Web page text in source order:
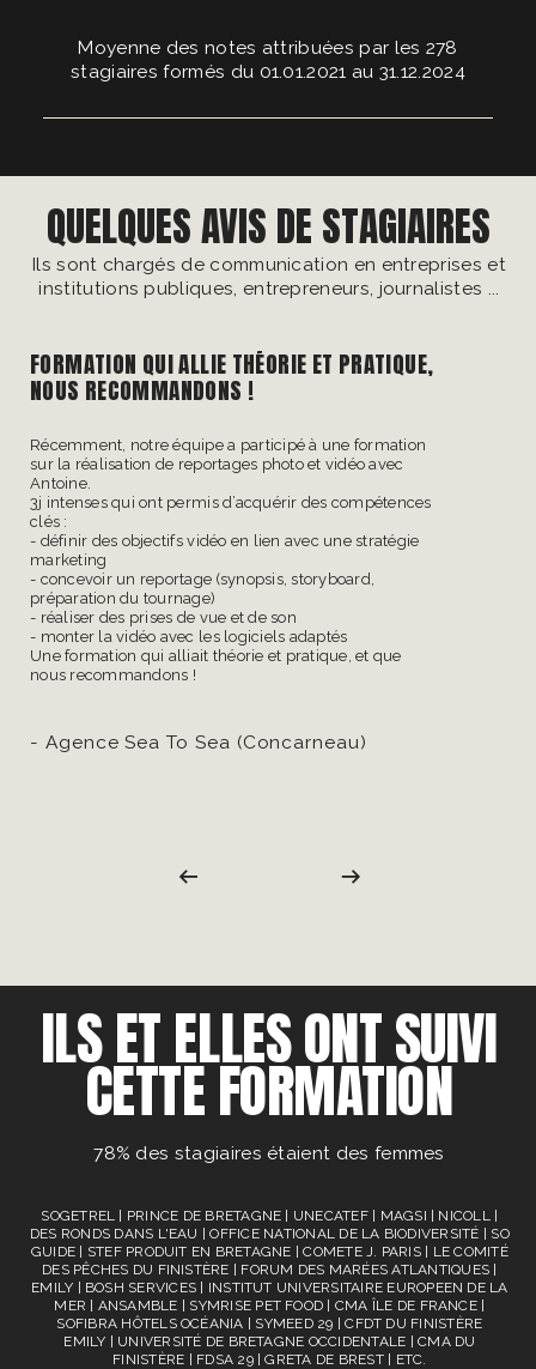
Moyenne des notes attribuées par les 278
stagiaires formés du 01.01.2021 au 31.12.2024
QUELQUES AVIS DE STAGIAIRES
Ils sont chargés de communication en entreprises et
institutions publiques, entrepreneurs, journalistes ...
FORMATION QUI ALLIE THÉORIE ET PRATIQUE,
NOUS RECOMMANDONS !
Récemment, notre équipe a participé à une formation
sur la réalisation de reportages photo et vidéo avec
Antoine.
3j intenses qui ont permis d’acquérir des compétences
clés :
- définir des objectifs vidéo en lien avec une stratégie
marketing
- concevoir un reportage (synopsis, storyboard,
préparation du tournage)
- réaliser des prises de vue et de son
- monter la vidéo avec les logiciels adaptés
Une formation qui alliait théorie et pratique, et que
nous recommandons !
- Agence Sea To Sea (Concarneau)
ILS ET ELLES ONT SUIVI
CETTE FORMATION
78% des stagiaires étaient des femmes
SOGETREL | PRINCE DE BRETAGNE | UNECATEF | MAGSI | NICOLL |
DES RONDS DANS L'EAU | OFFICE NATIONAL DE LA BIODIVERSITÉ | SO
GUIDE | STEF PRODUIT EN BRETAGNE | COMETE J. PARIS | LE COMITÉ
DES PÊCHES DU FINISTÈRE | FORUM DES MARÉES ATLANTIQUES |
EMILY | BOSH SERVICES | INSTITUT UNIVERSITAIRE EUROPEEN DE LA
MER | ANSAMBLE | SYMRISE PET FOOD | CMA ÎLE DE FRANCE |
SOFIBRA HÔTELS OCÉANIA | SYMEED 29 | CFDT DU FINISTÈRE
EMILY | UNIVERSITÉ DE BRETAGNE OCCIDENTALE | CMA DU
FINISTÈRE | FDSA 29 | GRETA DE BREST | ETC.